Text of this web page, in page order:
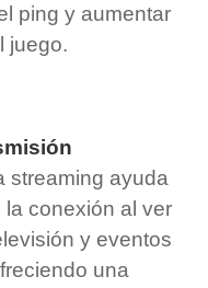
ping y aumentar
juego.
streaming ayuda
la conexión al ver
y eventos
una